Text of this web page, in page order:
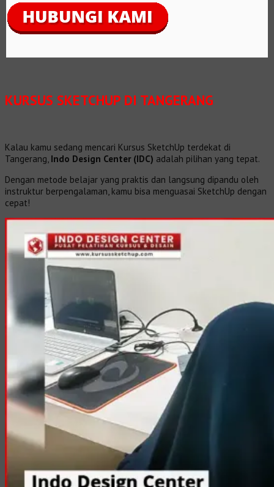
KURSUS SKETCHUP DI TANGERANG
Kalau kamu sedang mencari Kursus SketchUp terdekat di
Tangerang, Indo Design Center (IDC) adalah pilihan yang tepat.
Dengan metode belajar yang praktis dan langsung dipandu oleh
instruktur berpengalaman, kamu bisa menguasai SketchUp dengan
cepat!